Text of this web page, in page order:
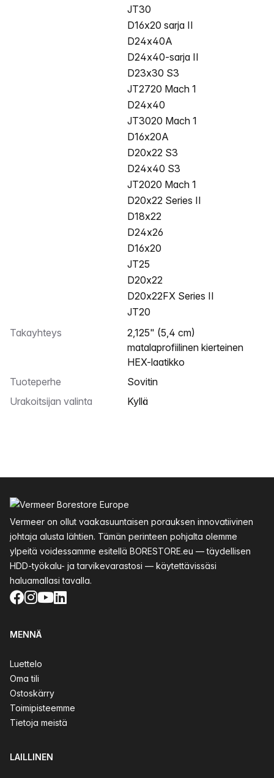
JT30
D16x20 sarja II
D24x40A
D24x40-sarja II
D23x30 S3
JT2720 Mach 1
D24x40
JT3020 Mach 1
D16x20A
D20x22 S3
D24x40 S3
JT2020 Mach 1
D20x22 Series II
D18x22
D24x26
D16x20
JT25
D20x22
D20x22FX Series II
JT20
Takayhteys
2,125" (5,4 cm)
matalaprofiilinen kierteinen
HEX-laatikko
Tuoteperhe
Sovitin
Urakoitsijan valinta
Kyllä
Vermeer on ollut vaakasuuntaisen porauksen innovatiivinen
johtaja alusta lähtien. Tämän perinteen pohjalta olemme
ylpeitä voidessamme esitellä BORESTORE.eu — täydellisen
HDD-työkalu- ja tarvikevarastosi — käytettävissäsi
haluamallasi tavalla.
Facebook
Instagram
YouTube
LinkedIn
MENNÄ
Luettelo
Oma tili
Ostoskärry
Toimipisteemme
Tietoja meistä
LAILLINEN